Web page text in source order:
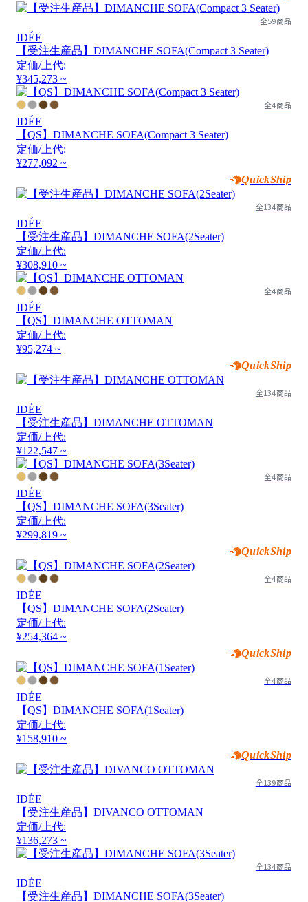
全59商品
IDÉE
【受注生産品】DIMANCHE SOFA(Compact 3 Seater)
定価/上代:
¥345,273 ~
全4商品
IDÉE
【QS】DIMANCHE SOFA(Compact 3 Seater)
定価/上代:
¥277,092 ~
QuickShip
全134商品
IDÉE
【受注生産品】DIMANCHE SOFA(2Seater)
定価/上代:
¥308,910 ~
全4商品
IDÉE
【QS】DIMANCHE OTTOMAN
定価/上代:
¥95,274 ~
QuickShip
全134商品
IDÉE
【受注生産品】DIMANCHE OTTOMAN
定価/上代:
¥122,547 ~
全4商品
IDÉE
【QS】DIMANCHE SOFA(3Seater)
定価/上代:
¥299,819 ~
QuickShip
全4商品
IDÉE
【QS】DIMANCHE SOFA(2Seater)
定価/上代:
¥254,364 ~
QuickShip
全4商品
IDÉE
【QS】DIMANCHE SOFA(1Seater)
定価/上代:
¥158,910 ~
QuickShip
全139商品
IDÉE
【受注生産品】DIVANCO OTTOMAN
定価/上代:
¥136,273 ~
全134商品
IDÉE
【受注生産品】DIMANCHE SOFA(3Seater)